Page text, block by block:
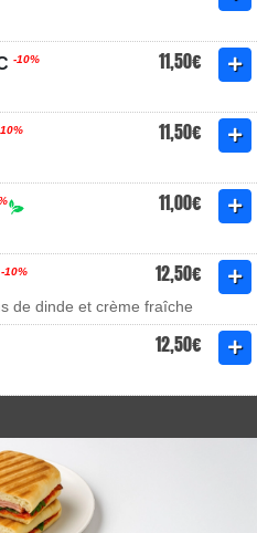
-10% 11,50€
11,50€
11,00€
-10% 12,50€
de dinde et crème fraîche
12,50€